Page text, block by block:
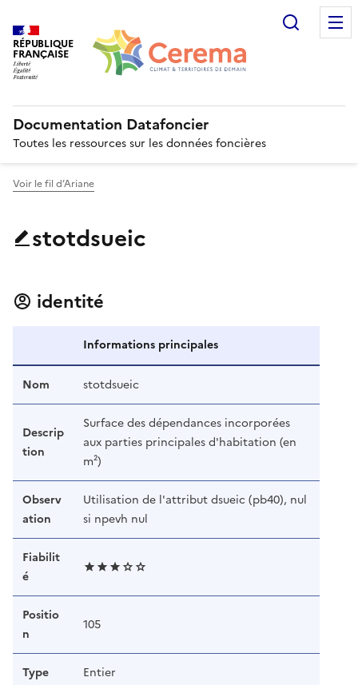
RÉPUBLIQUE
FRANÇAISE
Documentation Datafoncier
Toutes les ressources sur les données foncières
Voir le fil d’Ariane
stotdsueic
identité
Informations principales
Nom stotdsueic
Descrip
tion
Surface des dépendances incorporées
aux parties principales d'habitation (en
m²)
Observ
ation
Utilisation de l'attribut dsueic (pb40), nul
si npevh nul
Fiabilit
é
Positio
n
105
Type Entier